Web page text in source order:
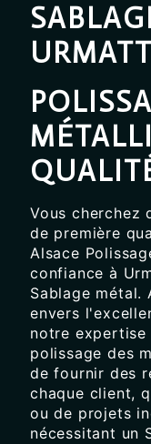
URMATT
Vous cherchez
de première
Alsace
confiance à
Sablage métal.
envers
notre expertise
polissage des
de fournir des
chaque client,
ou de projets
nécessitant un